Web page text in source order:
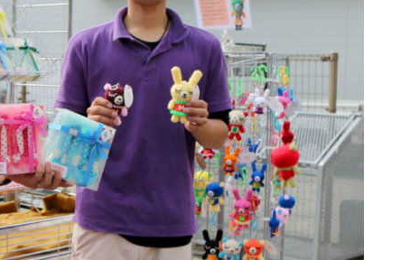
まつり
炭を塗る道案内人「はなだご」
出現！／温泉神社（大三東）の
風除祭
大迫力のブルーインパルス＠築
城400年の島原城から見てみた